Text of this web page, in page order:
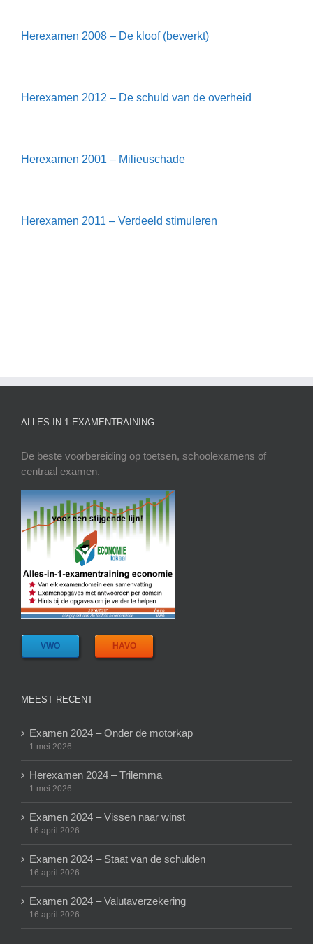
Herexamen 2008 – De kloof (bewerkt)
Herexamen 2012 – De schuld van de overheid
Herexamen 2001 – Milieuschade
Herexamen 2011 – Verdeeld stimuleren
ALLES-IN-1-EXAMENTRAINING
De beste voorbereiding op toetsen, schoolexamens of
centraal examen.
VWO HAVO
MEEST RECENT
Examen 2024 – Onder de motorkap
1 mei 2026
Herexamen 2024 – Trilemma
1 mei 2026
Examen 2024 – Vissen naar winst
16 april 2026
Examen 2024 – Staat van de schulden
16 april 2026
Examen 2024 – Valutaverzekering
16 april 2026